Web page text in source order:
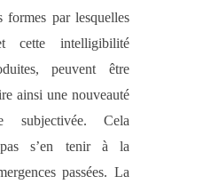
formes par lesquelles
cette intelligibilité
peuvent être
ainsi une nouveauté
subjectivée. Cela
s’en tenir à la
passées. La